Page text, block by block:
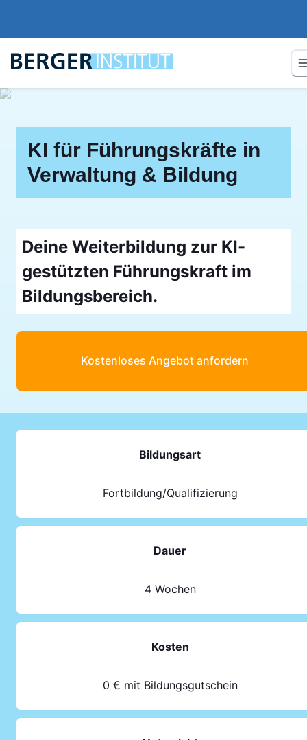
KI für Führungskräfte in
Verwaltung & Bildung
Deine Weiterbildung zur KI-
gestützten Führungskraft im
Bildungsbereich.
Kostenloses Angebot anfordern
Bildungsart
Fortbildung/Qualifizierung
Dauer
4 Wochen
Kosten
0 € mit Bildungsgutschein